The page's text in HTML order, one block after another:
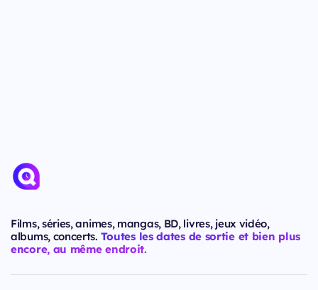
Films, séries, animes, mangas, BD, livres, jeux vidéo,
albums, concerts. Toutes les dates de sortie et bien plus
encore, au même endroit.